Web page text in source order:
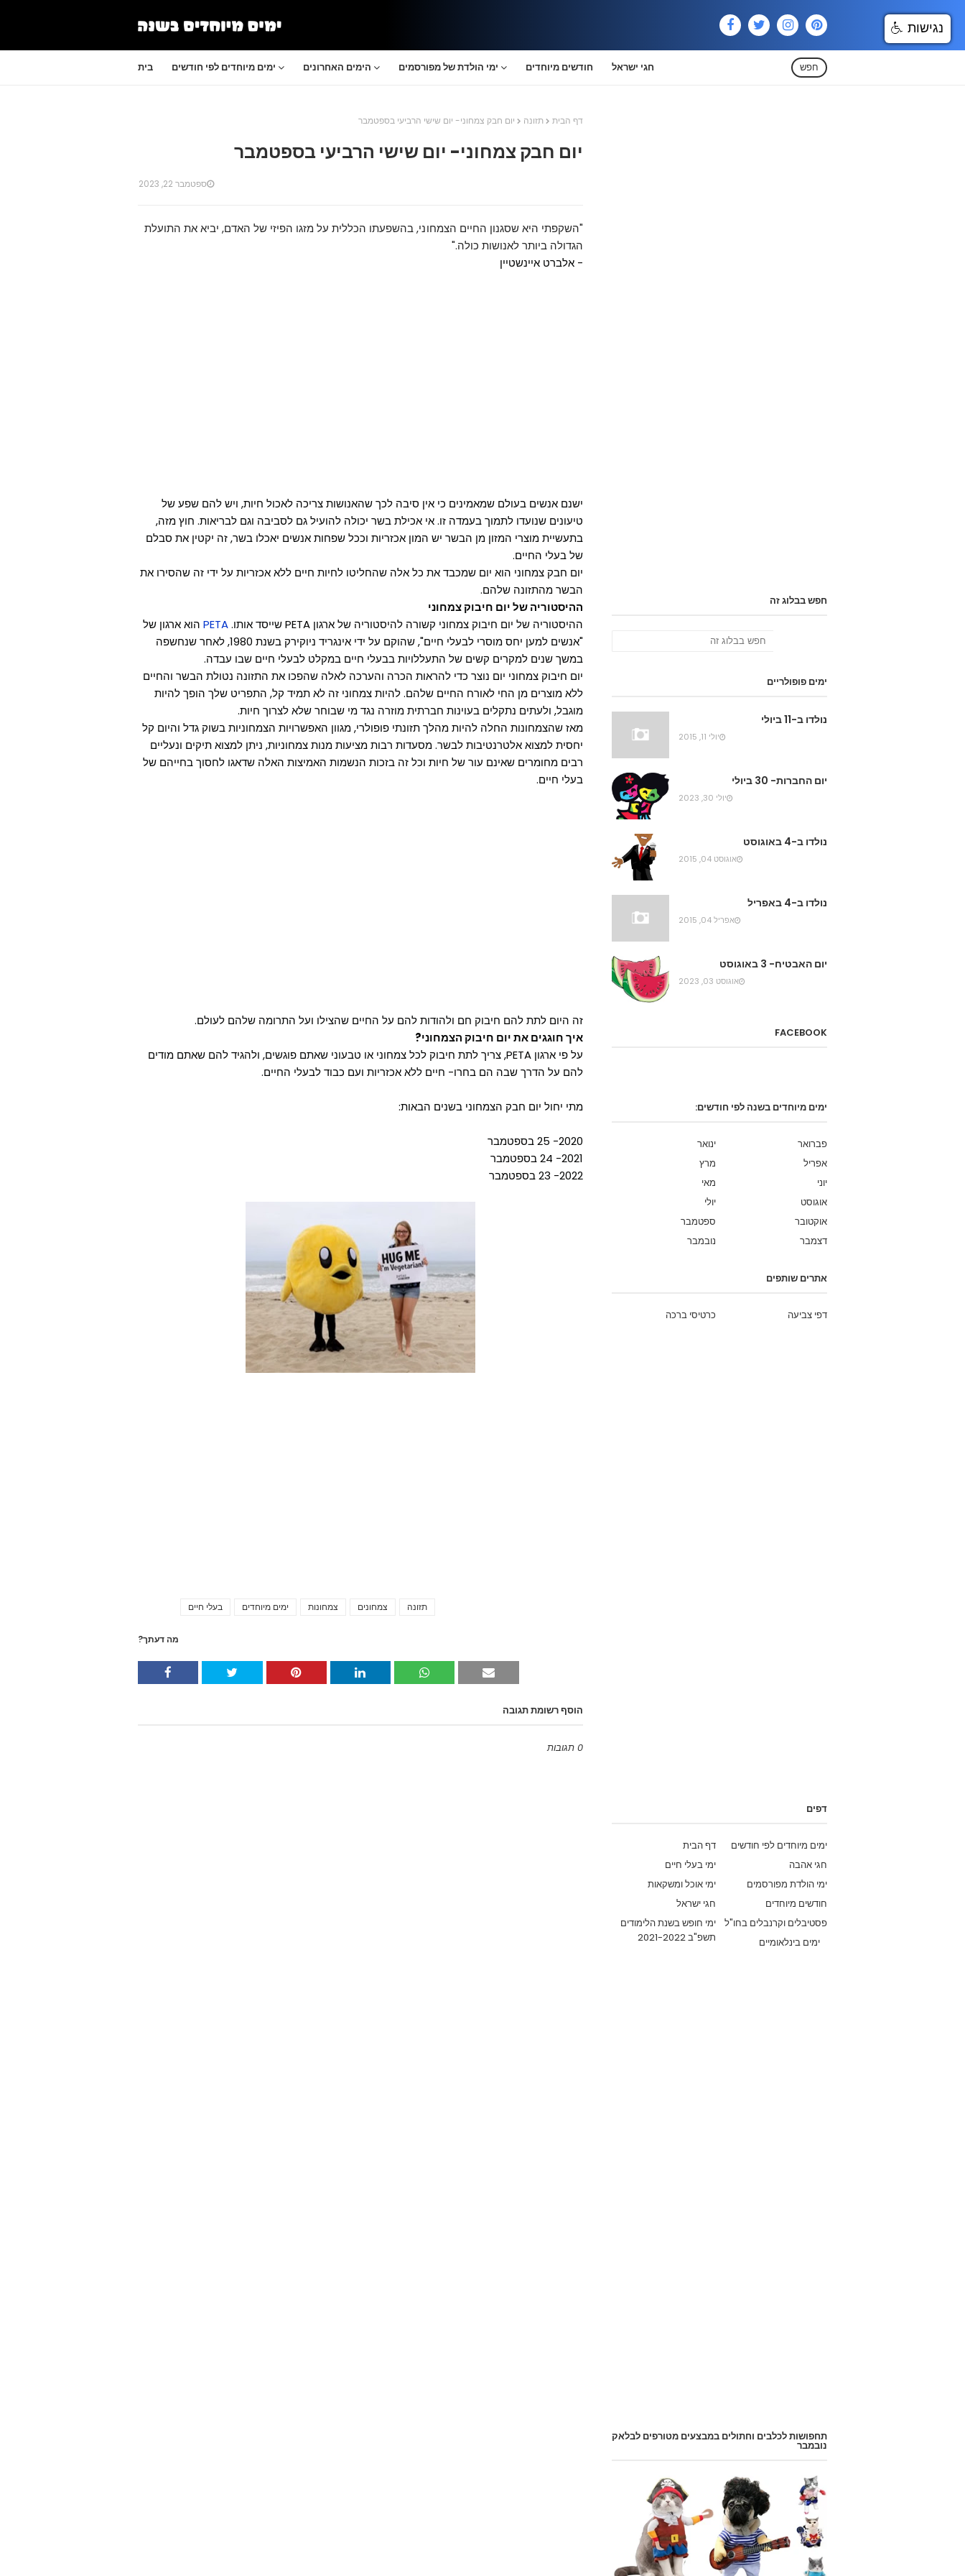
בית ימים מיוחדים לפי חודשים הימים האחרונים ימי הולדת של מפורסמים חודשים מיוחדים חגי ישראל חפש
דף הבית תזונה יום חבק צמחוני- יום שישי הרביעי בספטמבר
יום חבק צמחוני- יום שישי הרביעי בספטמבר
ספטמבר 22, 2023
"השקפתי היא שסגנון החיים הצמחוני, בהשפעתו הכללית על מזגו הפיזי של האדם, יביא את התועלת
הגדולה ביותר לאנושות כולה."
- אלברט איינשטיין
ישנם אנשים בעולם שמאמינים כי אין סיבה לכך שהאנושות צריכה לאכול חיות, ויש להם שפע של
טיעונים שנועדו לתמוך בעמדה זו. אי אכילת בשר יכולה להועיל גם לסביבה וגם לבריאות. חוץ מזה,
בתעשיית מוצרי המזון מן הבשר יש המון אכזריות וככל שפחות אנשים יאכלו בשר, זה יקטין את סבלם
של בעלי החיים.
יום חבק צמחוני הוא יום שמכבד את כל אלה שהחליטו לחיות חיים ללא אכזריות על ידי זה שהסירו את
הבשר מהתזונה שלהם.
ההיסטוריה של יום חיבוק צמחוני
ההיסטוריה של יום חיבוק צמחוני קשורה להיסטוריה של ארגון PETA שייסד אותו.
PETA הוא ארגון של
"אנשים למען יחס מוסרי לבעלי חיים", שהוקם על ידי אינגריד ניוקירק בשנת 1980, לאחר שנחשפה
במשך שנים למקרים קשים של התעללויות בבעלי חיים במקלט לבעלי חיים שבו עבדה.
יום חיבוק צמחוני יום נוצר כדי להראות הכרה והערכה לאלה שהפכו את התזונה נטולת הבשר והחיים
ללא מוצרים מן החי לאורח החיים שלהם. להיות צמחוני זה לא תמיד קל, התפריט שלך הופך להיות
מוגבל, ולעתים נתקלים בעוינות חברתית מוזרה נגד מי שבוחר שלא לצרוך חיות.
מאז שהצמחונות החלה להיות מהלך תזונתי פופולרי, מגוון האפשרויות הצמחוניות בשוק גדל והיום קל
יחסית למצוא אלטרנטיבות לבשר. מסעדות רבות מציעות מנות צמחוניות, ניתן למצוא תיקים ונעליים
רבים מחומרים שאינם עור של חיות וכל זה בזכות הנשמות האמיצות האלה שדאגו לחסוך בחייהם של
בעלי חיים.
זה היום לתת להם חיבוק חם ולהודות להם על החיים שהצילו ועל התרומה שלהם לעולם.
איך חוגגים את יום חיבוק הצמחוני?
על פי ארגון PETA, צריך לתת חיבוק לכל צמחוני או טבעוני שאתם פוגשים, ולהגיד להם שאתם מודים
להם על הדרך שבה הם בחרו- חיים ללא אכזריות ועם כבוד לבעלי החיים.
מתי יחול יום חבק הצמחוני בשנים הבאות:
2020- 25 בספטמבר
2021- 24 בספטמבר
2022- 23 בספטמבר
בעלי חיים ימים מיוחדים צמחונות צמחונים תזונה
מה דעתך?
הוסף רשומת תגובה
0 תגובות
חפש בבלוג זה
ימים פופולריים
נולדו ב-11 ביולי
יולי 11, 2015
יום החברות- 30 ביולי
יולי 30, 2023
נולדו ב-4 באוגוסט
אוגוסט 04, 2015
נולדו ב-4 באפריל
אפריל 04, 2015
יום האבטיח- 3 באוגוסט
אוגוסט 03, 2023
FACEBOOK
ימים מיוחדים בשנה לפי חודשים:
ינואר
פברואר
מרץ
אפריל
מאי
יוני
יולי
אוגוסט
ספטמבר
אוקטובר
נובמבר
דצמבר
אתרים שותפים
כרטיסי ברכה דפי צביעה
דפים
דף הבית
ימים מיוחדים לפי חודשים
ימי בעלי חיים
חגי אהבה
ימי אוכל ומשקאות
ימי הולדת מפורסמים
חגי ישראל
חודשים מיוחדים
ימי חופש בשנת הלימודים
תשפ"ב 2021-2022
פסטיבלים וקרנבלים בחו"ל
ימים בינלאומיים
תחפושות לכלבים וחתולים במבצעים מטורפים לבלאק
נובמבר
נגישות